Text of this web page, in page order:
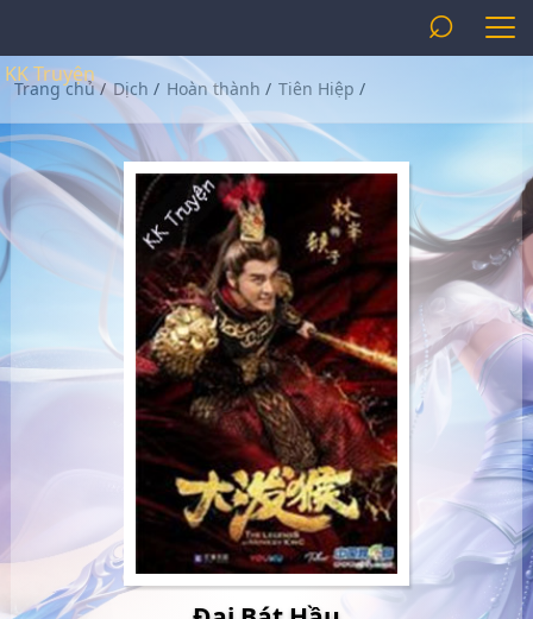
KK Truyện
⌕
Trang chủ/ Dịch / Hoàn thành / Tiên Hiệp /